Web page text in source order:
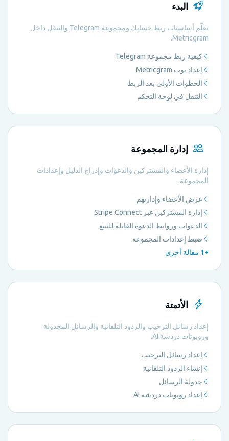
البدء
تعلّم أساسيات ربط حسابك ومجموعة Telegram والتنقل داخل
Metricgram.
كيفية ربط مجموعة Telegram
إعداد بوت Metricgram
الخطوات الأولى بعد الربط
التنقل في لوحة التحكم
إدارة المجموعة
إدارة الأعضاء والمشتركين والدعوات وإدراج الدليل وإعدادات
المجموعة.
عرض الأعضاء وإدارتهم
إدارة المشتركين عبر Stripe Connect
الدعوات وروابط الدعوة القابلة للتتبع
ضبط إعدادات المجموعة
+1 مقالة أخرى
الأتمتة
إعداد رسائل الترحيب والردود التلقائية والرسائل المجدولة
وروبوتات دردشة AI.
إعداد رسائل الترحيب
إنشاء الردود التلقائية
جدولة الرسائل
إعداد روبوتات دردشة AI